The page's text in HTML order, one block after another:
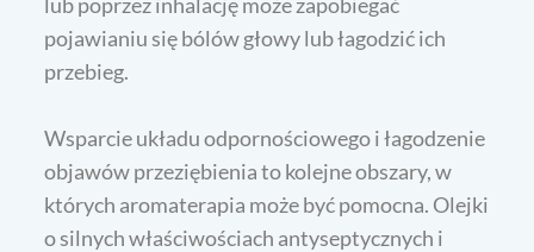
pojawianiu się bólów głowy lub łagodzić ich
przebieg.
Wsparcie układu odpornościowego i łagodzenie
objawów przeziębienia to kolejne obszary, w
których aromaterapia może być pomocna. Olejki
o silnych właściwościach antyseptycznych i